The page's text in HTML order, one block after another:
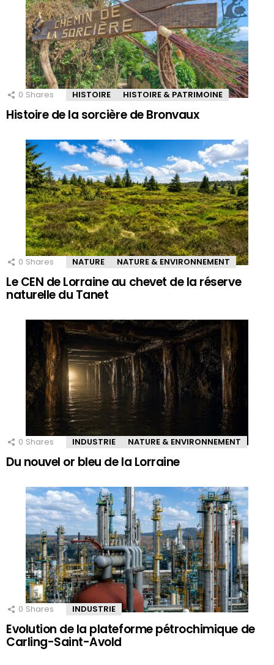
0 Shares HISTOIRE HISTOIRE & PATRIMOINE
Histoire de la sorcière de Bronvaux
0 Shares NATURE NATURE & ENVIRONNEMENT
Le CEN de Lorraine au chevet de la réserve
naturelle du Tanet
0 Shares INDUSTRIE NATURE & ENVIRONNEMENT
Du nouvel or bleu de la Lorraine
0 Shares INDUSTRIE
Evolution de la plateforme pétrochimique de
Carling-Saint-Avold